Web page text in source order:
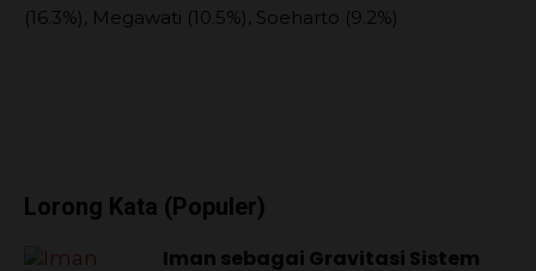
(16.3%), Megawati (10.5%), Soeharto (9.2%)
Lorong Kata (Populer)
Iman sebagai Gravitasi Sistem